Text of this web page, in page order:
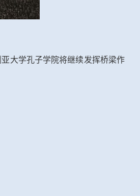
大学孔子学院将继续发挥桥梁作